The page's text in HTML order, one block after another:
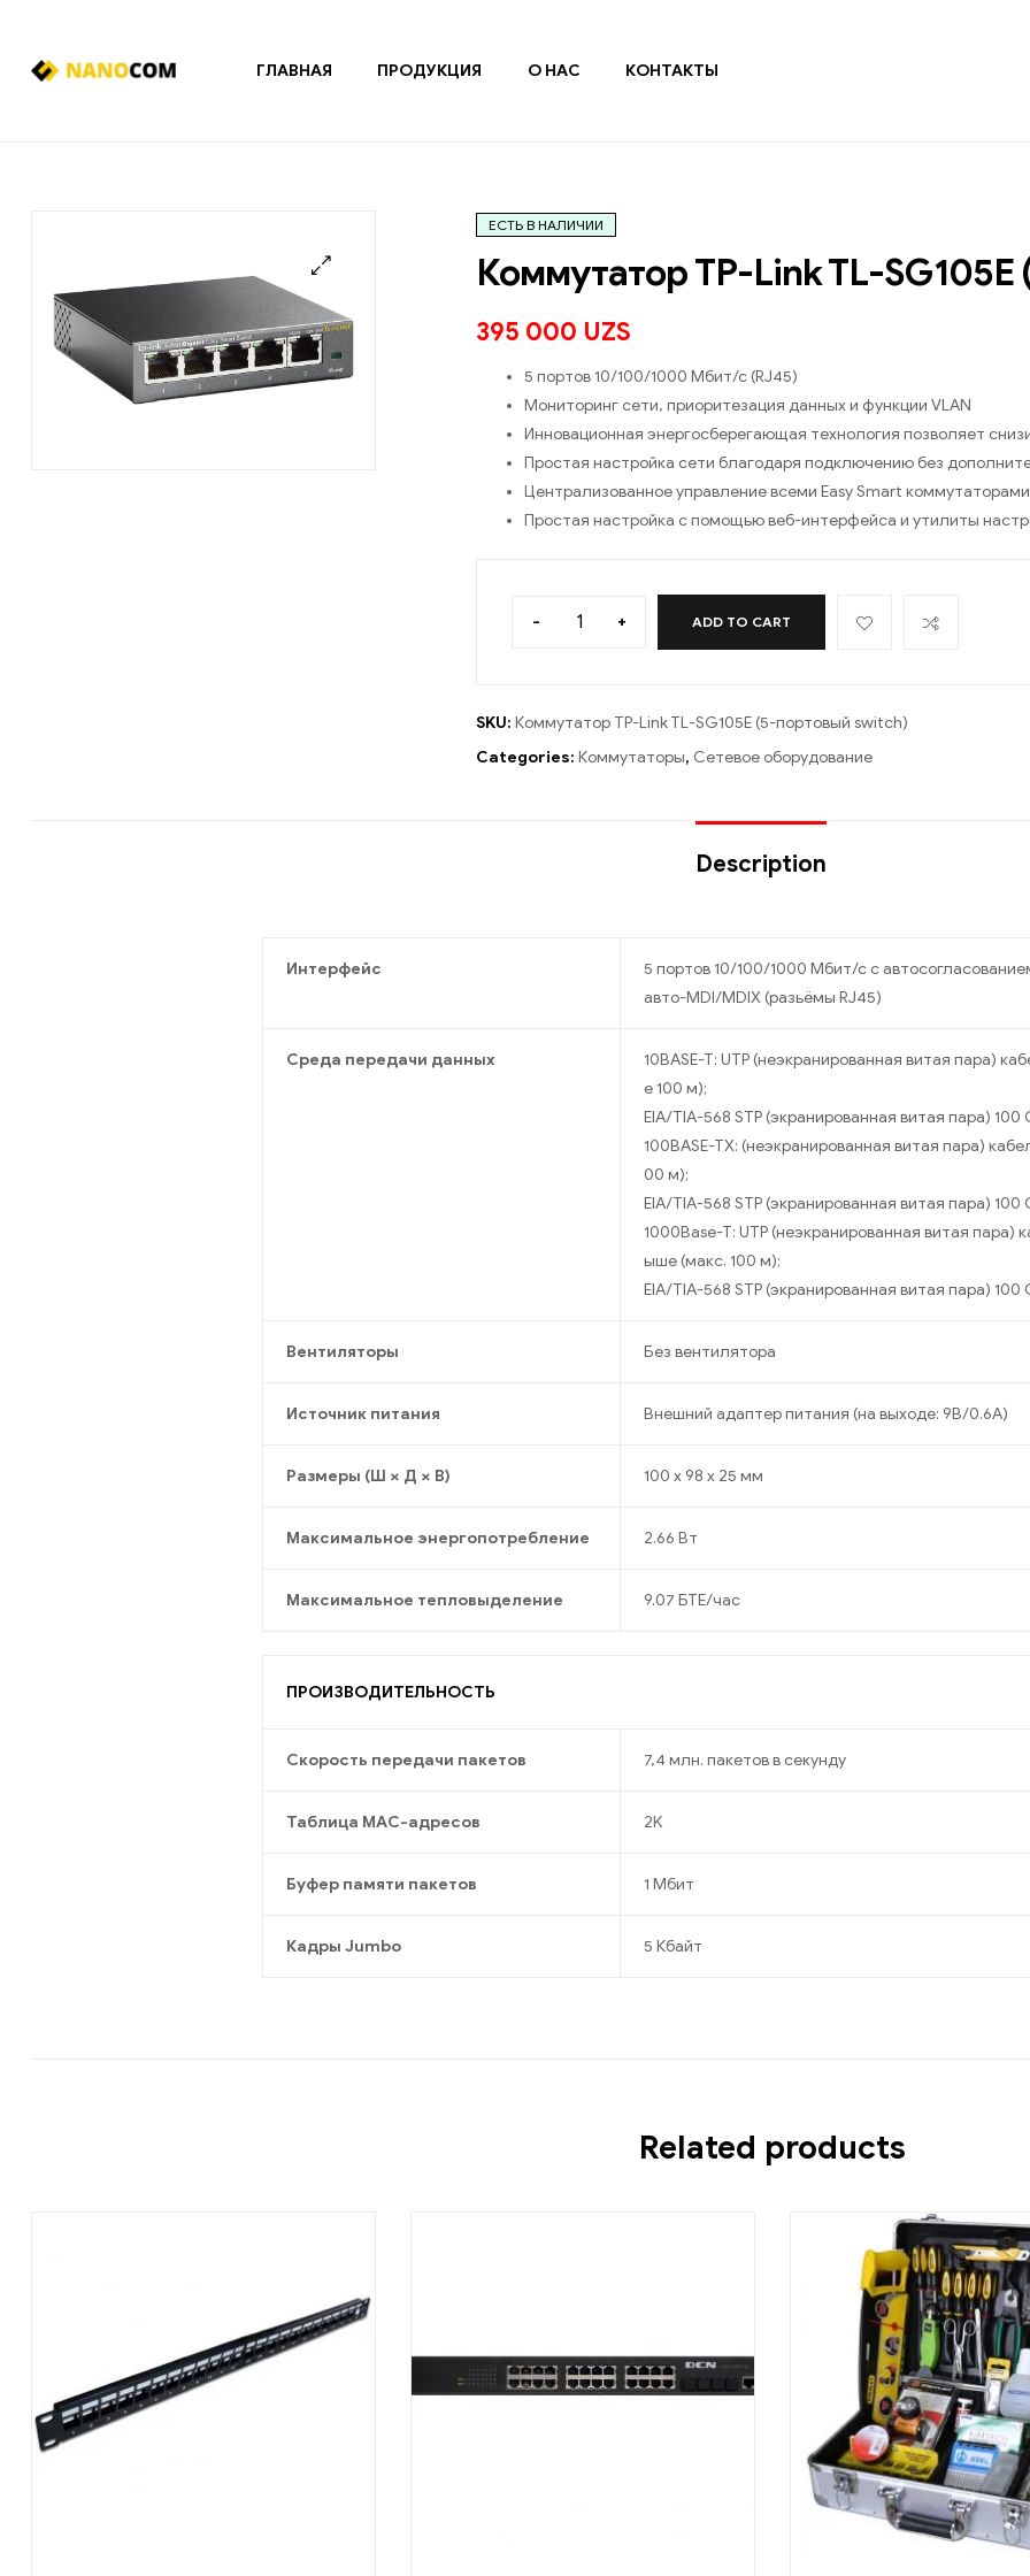
доступа
ГЛАВНАЯ ПРОДУКЦИЯ О НАС КОНТАКТЫ
🔍
ЕСТЬ В НАЛИЧИИ
Коммутатор TP-Link TL-
395 000 UZS
5 портов 10/100/1000 Мбит/с (RJ45)
Мониторинг сети, приоритезация данных и функции VLAN
Инновационная энергосберегающая технология позволяет
Простая настройка сети благодаря подключению без
Централизованное управление всеми Easy Smart
Простая настройка с помощью веб-интерфейса и утилиты
- + ADD TO CART
SKU: Коммутатор TP-Link TL-SG105E (5-портовый switch)
Categories: Коммутаторы, Сетевое оборудование
Description
Интерфейс
5 портов 10/100/1000 Мбит/с с
авто-MDI/MDIX (разьёмы RJ45)
Среда передачи данных
10BASE-T: UTP (неэкранированная витая пара)
е 100 м);
EIA/TIA-568 STP (экранированная витая пара)
100BASE-TX: (неэкранированная витая пара)
00 м);
EIA/TIA-568 STP (экранированная витая пара)
1000Base-T: UTP (неэкранированная витая пара)
ыше (макс. 100 м);
EIA/TIA-568 STP (экранированная витая пара)
Вентиляторы Без вентилятора
Источник питания Внешний адаптер питания (на выходе: 9В/0.6A)
Размеры (Ш × Д × В) 100 x 98 x 25 мм
Максимальное энергопотребление 2.66 Вт
Максимальное тепловыделение 9.07 БТЕ/час
ПРОИЗВОДИТЕЛЬНОСТЬ
Скорость передачи пакетов 7,4 млн. пакетов в секунду
Таблица МАС-адресов 2K
Буфер памяти пакетов 1 Мбит
Кадры Jumbo 5 Кбайт
Related products